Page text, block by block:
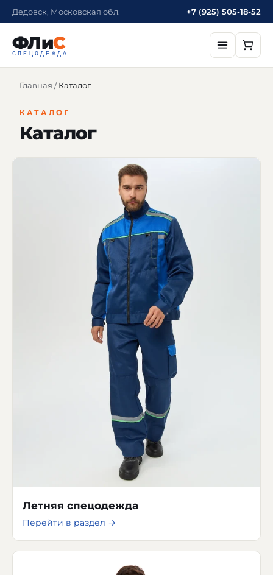
Дедовск, Московская обл. +7 (925) 505-18-52
ФЛиС
СПЕЦОДЕЖДА
Главная /Каталог
КАТАЛОГ
Каталог
Летняя спецодежда
Перейти в раздел →